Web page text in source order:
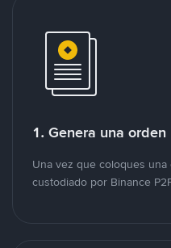
1. Genera una orden
Una vez que coloques
custodiado por Binance